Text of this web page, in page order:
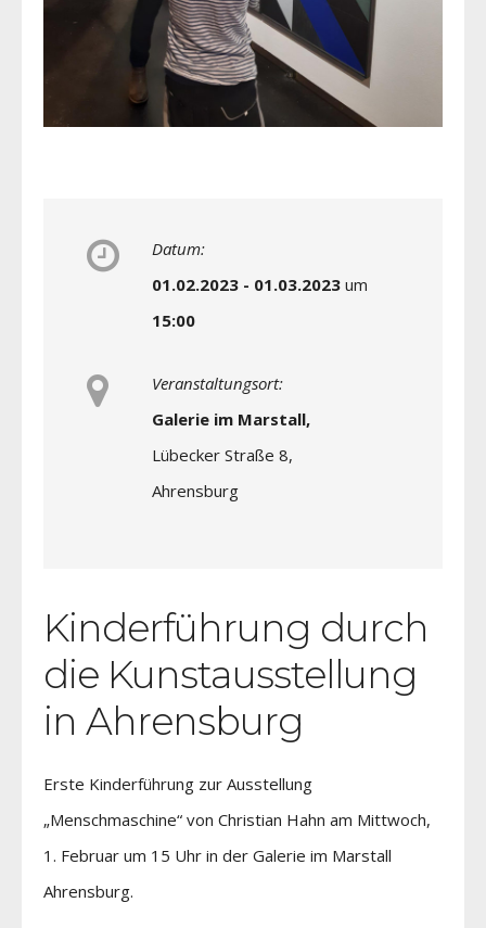
Datum:
01.02.2023 - 01.03.2023 um
15:00
Veranstaltungsort:
Galerie im Marstall,
Lübecker Straße 8,
Ahrensburg
Kinderführung durch
die Kunstausstellung
in Ahrensburg
Erste Kinderführung zur Ausstellung
„Menschmaschine“ von Christian Hahn am Mittwoch,
1. Februar um 15 Uhr in der Galerie im Marstall
Ahrensburg.